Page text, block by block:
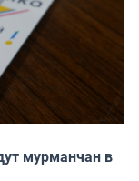
мурманчан в